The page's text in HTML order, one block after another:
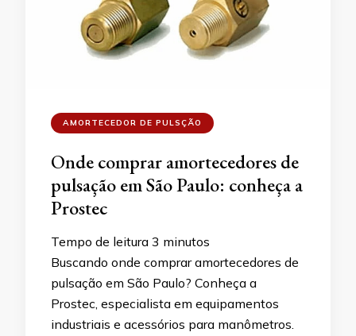
AMORTECEDOR DE PULSÇÃO
Onde comprar amortecedores de
pulsação em São Paulo: conheça a
Prostec
Tempo de leitura 3 minutos
Buscando onde comprar amortecedores de
pulsação em São Paulo? Conheça a
Prostec, especialista em equipamentos
industriais e acessórios para manômetros.